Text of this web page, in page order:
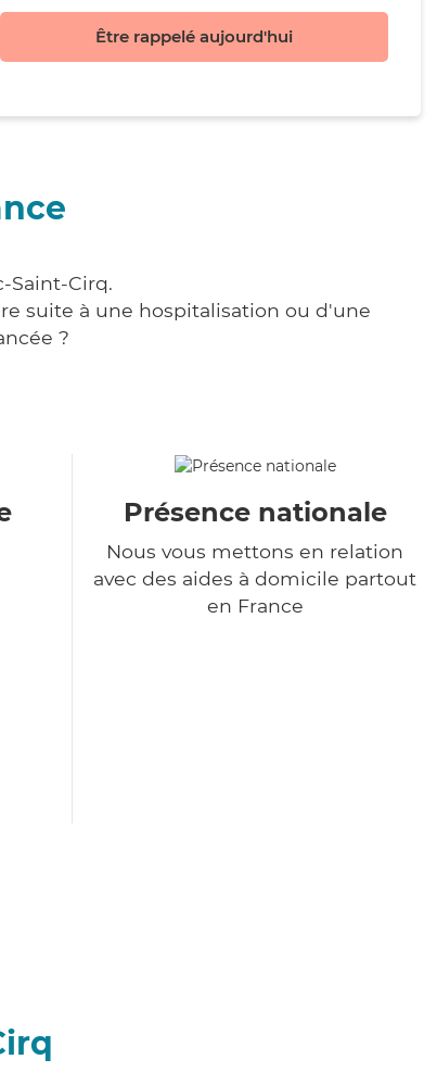
Être rappelé aujourd'hui
Saint-Cirq.
suite à une hospitalisation ou d'une
?
Présence nationale
Nous vous mettons en relation
avec des aides à domicile partout
en France